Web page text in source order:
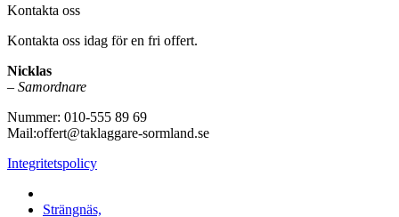
Kontakta oss
Kontakta oss idag för en fri offert.
Nicklas
– Samordnare
Nummer: 010-555 89 69
Mail:offert@taklaggare-sormland.se
Integritetspolicy
Strängnäs,